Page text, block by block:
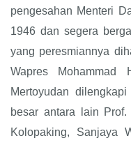
pengesahan Menteri
1946 dan segera
yang peresmiannya
Wapres
Mertoyudan
besar antara lain
Kolopaking, Sanjaya